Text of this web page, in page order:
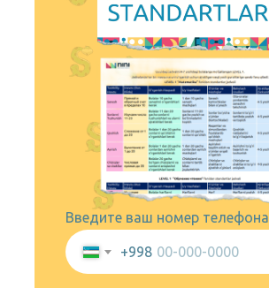
Введите ваш номер телефона
+998